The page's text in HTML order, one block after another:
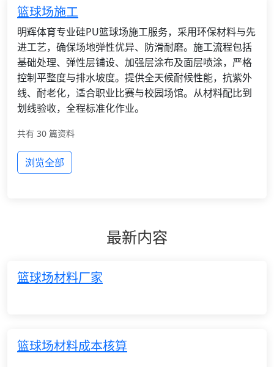
篮球场施工
明辉体育专业硅PU篮球场施工服务，采用环保材料与先
进工艺，确保场地弹性优异、防滑耐磨。施工流程包括
基础处理、弹性层铺设、加强层涂布及面层喷涂，严格
控制平整度与排水坡度。提供全天候耐候性能，抗紫外
线、耐老化，适合职业比赛与校园场馆。从材料配比到
划线验收，全程标准化作业。
共有 30 篇资料
浏览全部
最新内容
篮球场材料厂家
篮球场材料成本核算